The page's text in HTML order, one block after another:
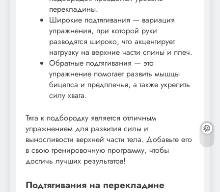
перекладины.
Широкие подтягивания — вариация
упражнения, при которой руки
разводятся широко, что акцентирует
нагрузку на верхние части спины и плеч.
Обратные подтягивания — это
упражнение помогает развить мышцы
бицепса и предплечья, а также укрепить
силу хвата.
Тяга к подбородку является отличным
упражнением для развития силы и
выносливости верхней части тела. Добавьте его
в свою тренировочную программу, чтобы
достичь лучших результатов!
Подтягивания на перекладине